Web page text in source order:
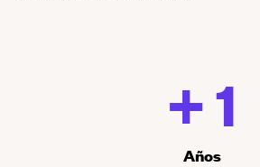
+ 1
Años